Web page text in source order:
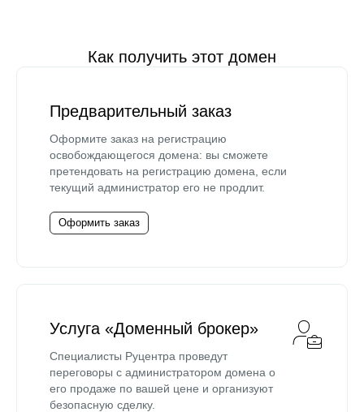
Как получить этот домен
Предварительный заказ
Оформите заказ на регистрацию
освобождающегося домена: вы сможете
претендовать на регистрацию домена, если
текущий администратор его не продлит.
Оформить заказ
Услуга «Доменный брокер»
Специалисты Руцентра проведут
переговоры с администратором домена о
его продаже по вашей цене и организуют
безопасную сделку.